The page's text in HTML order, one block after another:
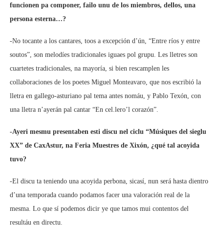
funcionen pa componer, failo unu de los miembros, dellos, una
persona esterna…?
-No tocante a los cantares, toos a excepción d’ún, “Entre ríos y entre
soutos”, son melodíes tradicionales iguaes pol grupu. Les lletres son
cuartetes tradicionales, na mayoría, si bien rescamplen les
collaboraciones de los poetes Miguel Monteavaro, que nos escribió la
lletra en gallego-asturiano pal tema antes nomáu, y Pablo Texón, con
una lletra n’ayerán pal cantar “En cel.lero’l corazón”.
-Ayeri mesmu presentaben esti discu nel ciclu “Músiques del sieglu
XX” de CaxAstur, na Feria Muestres de Xixón, ¿qué tal acoyida
tuvo?
-El discu ta teniendo una acoyida perbona, sicasí, nun será hasta dientro
d’una temporada cuando podamos facer una valoración real de la
mesma. Lo que sí podemos dicir ye que tamos mui contentos del
resultáu en directu.